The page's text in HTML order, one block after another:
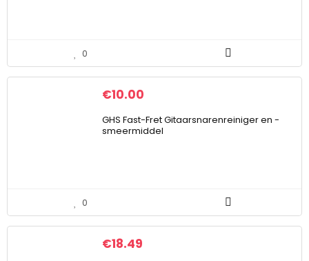
0
€10.00
GHS Fast-Fret Gitaarsnarenreiniger en -
smeermiddel
0
€18.49